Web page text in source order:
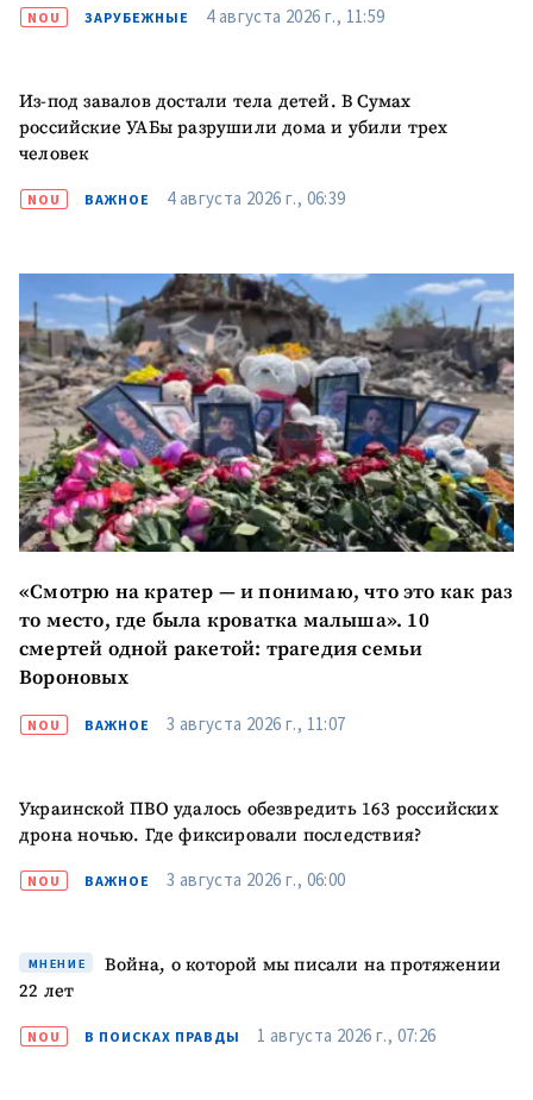
NOU ЗАРУБЕЖНЫЕ 4 августа 2026 г., 11:59
Из-под завалов достали тела детей. В Сумах
российские УАБы разрушили дома и убили трех
человек
NOU ВАЖНОЕ 4 августа 2026 г., 06:39
«Смотрю на кратер — и понимаю, что это как раз
то место, где была кроватка малыша». 10
смертей одной ракетой: трагедия семьи
Вороновых
NOU ВАЖНОЕ 3 августа 2026 г., 11:07
Украинской ПВО удалось обезвредить 163 российских
дрона ночью. Где фиксировали последствия?
NOU ВАЖНОЕ 3 августа 2026 г., 06:00
МНЕНИЕ
Война, о которой мы писали на протяжении
22 лет
NOU В ПОИСКАХ ПРАВДЫ 1 августа 2026 г., 07:26
Заголовок новости
заголовок
Фотография
изображение
+ Добавить текст